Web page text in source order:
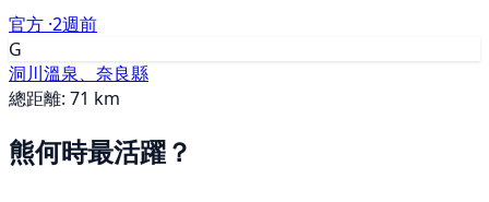
官方 ·2週前
G
洞川溫泉、奈良縣
總距離: 71 km
熊何時最活躍？